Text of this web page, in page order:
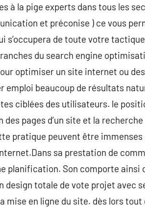
à la pige experts dans tous les
et préconise ) ce vous
s’occupera de toute votre
du search engine
optimiser un site internet ou des
beaucoup de résultats
ciblées des utilisateurs. le
pages d’un site et la
pratique peuvent être immenses
sa prestation de
planification. Son comporte ainsi
design totale de vote projet avec
en ligne du site. dès lors tout